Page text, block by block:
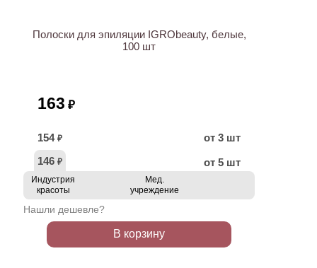
Полоски для эпиляции IGRObeauty, белые,
100 шт
163 ₽
154 ₽
от 3 шт
146 ₽ от 5 шт
Индустрия
красоты
Мед.
учреждение
Нашли дешевле?
В корзину